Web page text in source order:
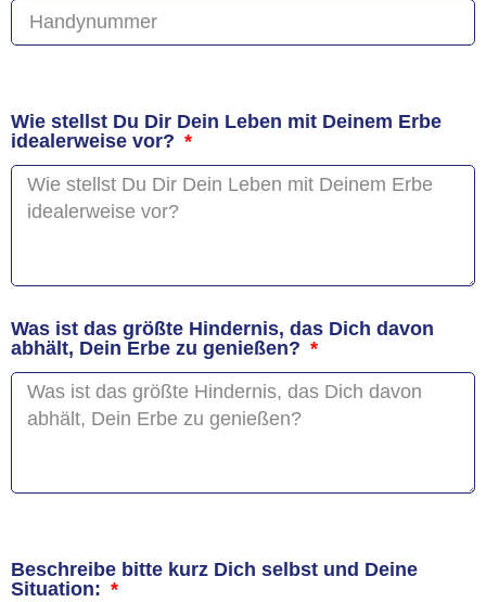
Wie stellst Du Dir Dein Leben mit Deinem Erbe
idealerweise vor?
Was ist das größte Hindernis, das Dich davon
abhält, Dein Erbe zu genießen?
Beschreibe bitte kurz Dich selbst und Deine
Situation: